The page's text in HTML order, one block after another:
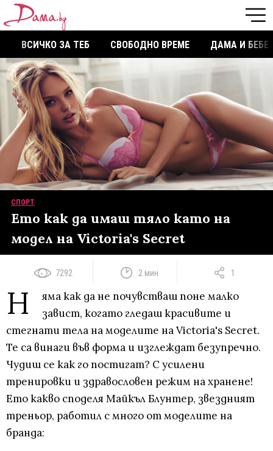
ВСИЧКО ЗА ТЕБ СВОБОДНО ВРЕМЕ ДАМА И БЕБЕ
СПОРТ
Ето как да имаш тяло като на
модел на Victoria's Secret
7292 2 мин 1
Н
яма как да не почувстваш поне малко
завист, когато гледаш красивите и
стегнати тела на моделите на Victoria's Secret.
Те са винаги във форма и изглеждат безупречно.
Чудиш се как го постигат? С усилени
тренировки и здравословен режим на хранене!
Ето какво споделя Майкъл Блунтер, звездният
треньор, работил с много от моделите на
бранда: